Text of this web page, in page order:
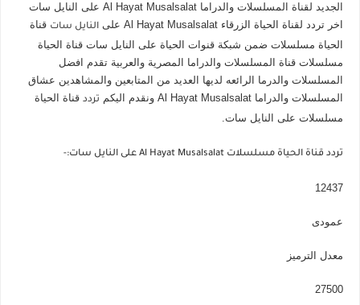
الجديد لقناة المسلسلات والدراما Al Hayat Musalsalat على النايل سات
اخر تردد لقناة الحياة الزرقاء Al Hayat Musalsalat على
النايل سات قناة
الحياة مسلسلات ضمن شبكة قنوات الحياة على النايل سات قناة الحياة
مسلسلات قناة المسلسلات والدراما المصرية والعربية تقدم افضل
المسلسلات والدرما الرائعه لديها العديد من المتابعين والمشاهدين عشاق
المسلسلات والدراما Al Hayat Musalsalat ونقدم اليكم
تردد قناة الحياة
مسلسلات على النايل سات.
تردد قناة الحياة مسلسلات Al Hayat Musalsalat على النايل سات:-
12437
عمودى
معدل الترميز
27500